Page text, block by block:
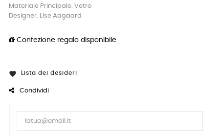
Materiale Principale: Vetro
Designer: Lise Aagaard
Confezione regalo disponibile
 Lista dei desideri
Condividi